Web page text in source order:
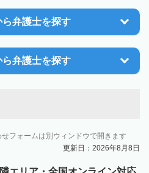
弁護士を探す
弁護士を探す
フォームは別ウィンドウで開きます
更新日：2026年8月8日